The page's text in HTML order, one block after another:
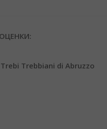
Trebbiani di Abruzzo